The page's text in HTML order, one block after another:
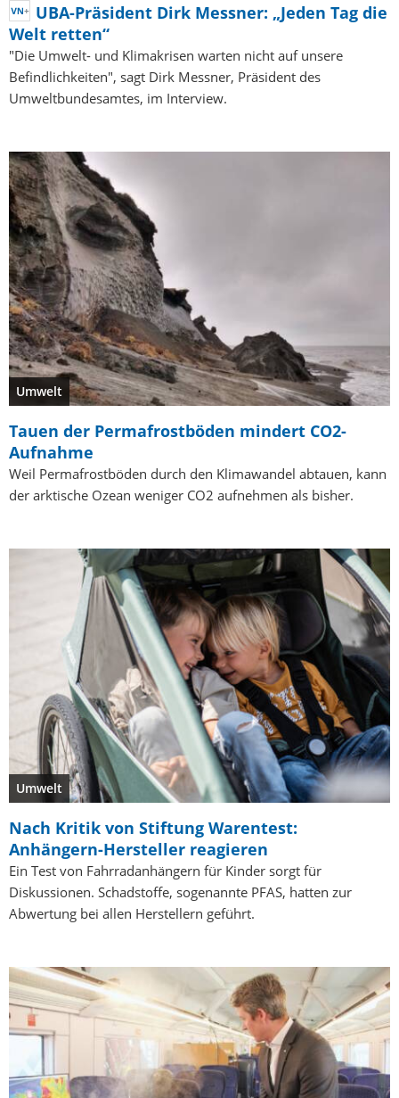
UBA-Präsident Dirk Messner: „Jeden Tag die
Welt retten“
"Die Umwelt- und Klimakrisen warten nicht auf unsere
Befindlichkeiten", sagt Dirk Messner, Präsident des
Umweltbundesamtes, im Interview.
Umwelt
Tauen der Permafrostböden mindert CO2-
Aufnahme
Weil Permafrostböden durch den Klimawandel abtauen, kann
der arktische Ozean weniger CO2 aufnehmen als bisher.
Umwelt
Nach Kritik von Stiftung Warentest:
Anhängern-Hersteller reagieren
Ein Test von Fahrradanhängern für Kinder sorgt für
Diskussionen. Schadstoffe, sogenannte PFAS, hatten zur
Abwertung bei allen Herstellern geführt.